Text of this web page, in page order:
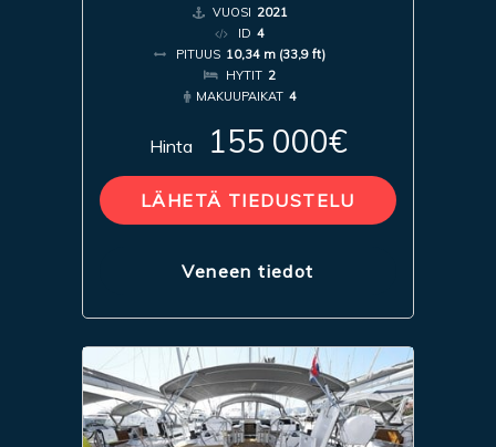
VUOSI 2021
ID 4
PITUUS 10,34 m (33,9 ft)
HYTIT 2
MAKUUPAIKAT 4
Hinta 155 000€
LÄHETÄ TIEDUSTELU
Veneen tiedot